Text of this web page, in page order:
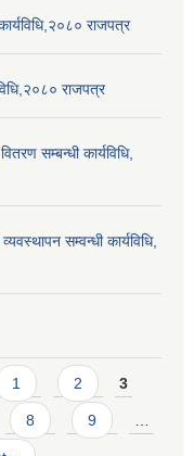
राजपत्र
राजपत्र
सम्बन्धी कार्यविधि,
सम्वन्धी कार्यविधि,
1 2 3
8 9